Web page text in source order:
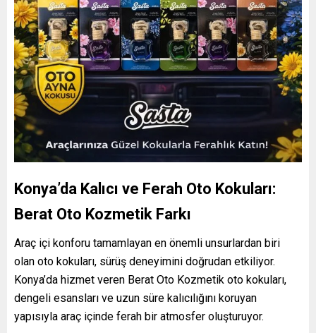
Konya’da Kalıcı ve Ferah Oto Kokuları:
Berat Oto Kozmetik Farkı
Araç içi konforu tamamlayan en önemli unsurlardan biri
olan oto kokuları, sürüş deneyimini doğrudan etkiliyor.
Konya’da hizmet veren Berat Oto Kozmetik oto kokuları,
dengeli esansları ve uzun süre kalıcılığını koruyan
yapısıyla araç içinde ferah bir atmosfer oluşturuyor.